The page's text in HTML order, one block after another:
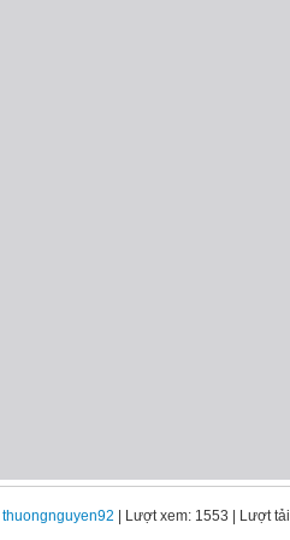
thuongnguyen92 | Lượt xem: 1553 | Lượt